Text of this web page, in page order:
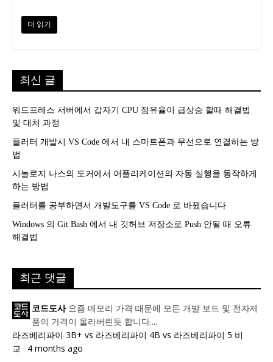
더 읽기
최신 글
워드프레스 서버에서 갑자기 CPU 점유율이 급상승 할때 해결법
및 대처 과정
플러터 개발시 VS Code 에서 내 스마트폰과 무선으로 연결하는 방
법
시놀로지 나스의 도커에서 어플리케이션의 자동 실행을 동작하게
하는 방법
플러터를 공부하면서 개발도구를 VS Code 로 바꿨습니다
Windows 의 Git Bash 에서 내 깃허브 저장소로 Push 안될 때 오류
해결법
최근 댓글
코드도사 요즘 메모리 가격 때문에 모든 개발 보드 및 전자제
품의 가격이 올라버린듯 합니다....
라즈베리파이 3B+ vs 라즈베리파이 4B vs 라즈베리파이 5 비
교 · 4 months ago